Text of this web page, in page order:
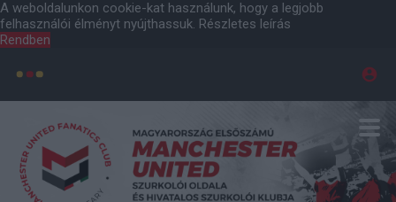
A weboldalunkon cookie-kat használunk, hogy a legjobb
felhasználói élményt nyújthassuk. Részletes leírás
Rendben